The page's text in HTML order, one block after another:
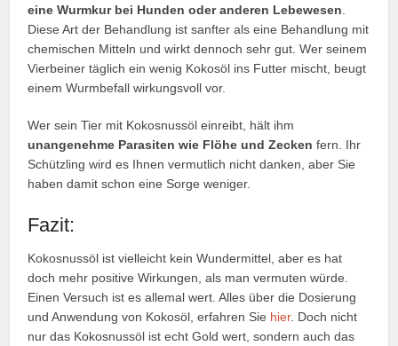
eine Wurmkur bei Hunden oder anderen Lebewesen.
Diese Art der Behandlung ist sanfter als eine Behandlung mit
chemischen Mitteln und wirkt dennoch sehr gut. Wer seinem
Vierbeiner täglich ein wenig Kokosöl ins Futter mischt, beugt
einem Wurmbefall wirkungsvoll vor.
Wer sein Tier mit Kokosnussöl einreibt, hält ihm
unangenehme Parasiten wie Flöhe und Zecken fern. Ihr
Schützling wird es Ihnen vermutlich nicht danken, aber Sie
haben damit schon eine Sorge weniger.
Fazit:
Kokosnussöl ist vielleicht kein Wundermittel, aber es hat
doch mehr positive Wirkungen, als man vermuten würde.
Einen Versuch ist es allemal wert. Alles über die Dosierung
und Anwendung von Kokosöl, erfahren Sie hier. Doch nicht
nur das Kokosnussöl ist echt Gold wert, sondern auch das